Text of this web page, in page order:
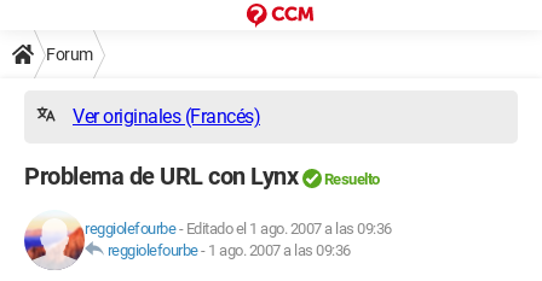
Forum
Ver originales (Francés)
Problema de URL con Lynx Resuelto
reggiolefourbe- Editado el 1 ago. 2007 a las 09:36
reggiolefourbe- 1 ago. 2007 a las 09:36